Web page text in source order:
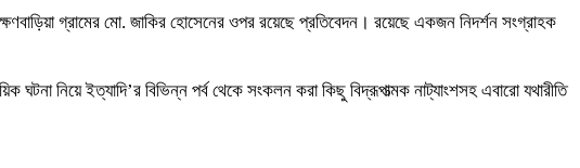
গ্রামের মো. জাকির হোসেনের ওপর রয়েছে প্রতিবেদন। রয়েছে একজন নিদর্শন সংগ্রাহক
নিয়ে ইত্যাদি’র বিভিন্ন পর্ব থেকে সংকলন করা কিছু বিদ্রূপাত্মক নাট্যাংশসহ এবারো যথারীতি